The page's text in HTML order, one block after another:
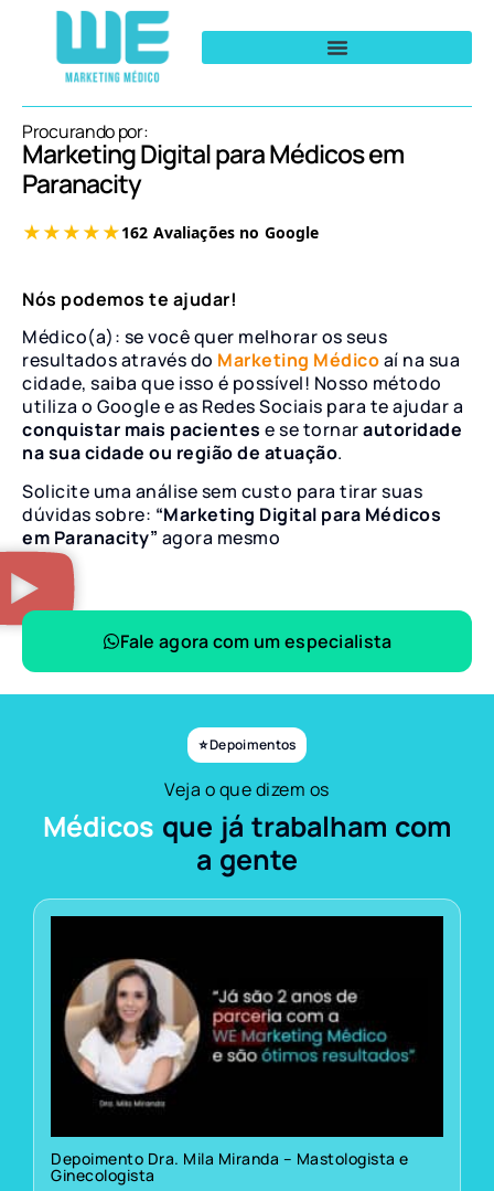
Procurando por:
Marketing Digital para Médicos em
Paranacity
Nós podemos te ajudar!
Médico(a): se você quer melhorar os seus
resultados através do Marketing Médicoaí na sua
cidade, saiba que isso é possível! Nosso método
utiliza o Google e as Redes Sociais para te ajudar a
conquistar mais pacientes e se tornarautoridade
na sua cidade ou região de atuação.
Solicite uma análise sem custo para tirar suas
dúvidas sobre: “Marketing Digital para Médicos
em Paranacity” agora mesmo
Fale agora com um especialista
⭐ Depoimentos
Veja o que dizem os
Médicos que já trabalham com
a gente
Depoimento Dra. Mila Miranda – Mastologista e
Ginecologista